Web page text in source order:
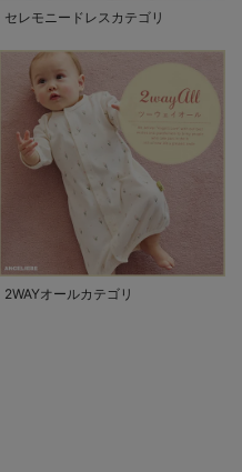
セレモニードレスカテゴリ
2WAYオールカテゴリ